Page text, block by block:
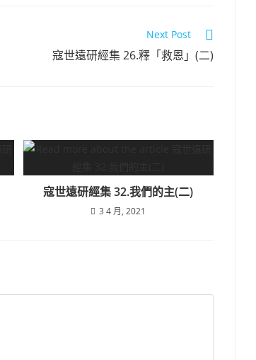
Next Post
寇世遠研經集 26.釋「救恩」(二)
寇世遠研經集 32.我們的主(二)
3 4 月, 2021